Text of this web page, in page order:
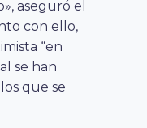
aseguró el
con ello,
“en
se han
que se